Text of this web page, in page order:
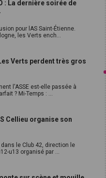
: La dernière soirée de
pour lAS Saint-Étienne.
les Verts ench...
Verts perdent très gros
l'ASSE est-elle passée à
? Mi-Temps : ...
Cellieu organise son
le Club 42, direction le
u13 organisé par ...